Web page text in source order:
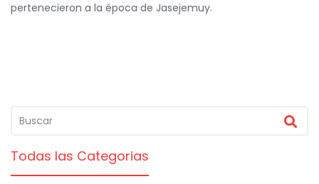
pertenecieron a la época de Jasejemuy.
Todas las Categorias